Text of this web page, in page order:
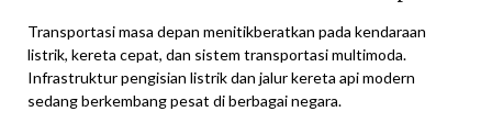
Transportasi masa depan menitikberatkan pada kendaraan
listrik, kereta cepat, dan sistem transportasi multimoda.
Infrastruktur pengisian listrik dan jalur kereta api modern
sedang berkembang pesat di berbagai negara.